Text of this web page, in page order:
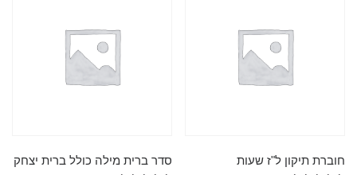
חוברת תיקון ל"ז שעות סדר ברית מילה כולל ברית יצחק